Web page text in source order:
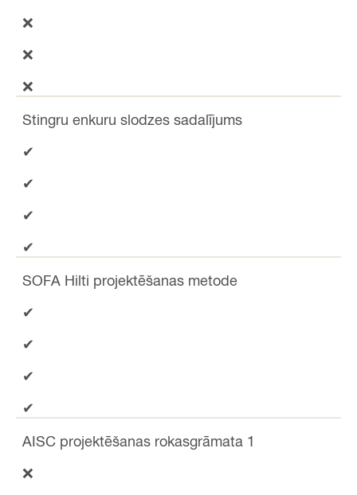
❌
❌
❌
Stingru enkuru slodzes sadalījums
✔
✔
✔
✔
SOFA Hilti projektēšanas metode
✔
✔
✔
✔
AISC projektēšanas rokasgrāmata 1
❌